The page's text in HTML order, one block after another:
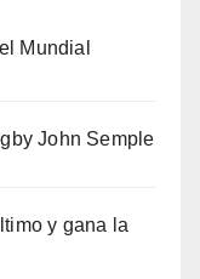
Mundial
John Semple
y gana la